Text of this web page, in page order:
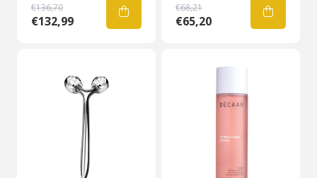
€136,70
€132,99
€68,21
€65,20